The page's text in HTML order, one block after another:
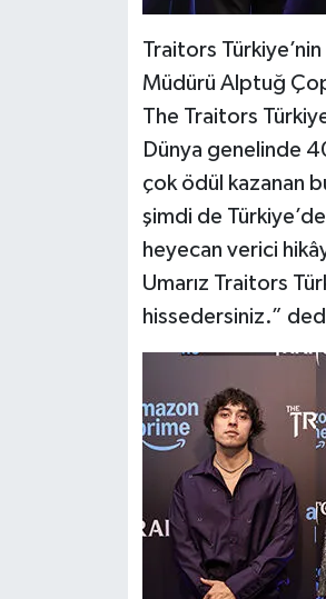
Traitors
Müdürü Alptuğ
The Traitors
Dünya genelinde
çok ödül kazanan
şimdi de
heyecan verici
Umarız Traitors
hissedersiniz.”